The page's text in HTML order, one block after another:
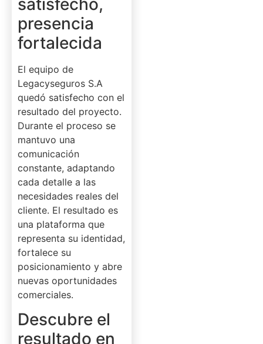
presencia
fortalecida
El equipo de
Legacyseguros S.A
quedó satisfecho con el
resultado del proyecto.
Durante el proceso se
mantuvo una
comunicación
constante, adaptando
cada detalle a las
necesidades reales del
cliente. El resultado es
una plataforma que
representa su identidad,
fortalece su
posicionamiento y abre
nuevas oportunidades
comerciales.
Descubre el
resultado en